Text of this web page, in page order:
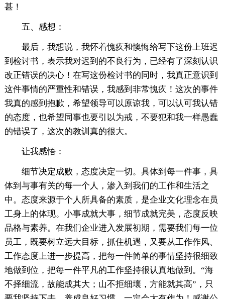
甚！
五、感想：
最后，我想说，我怀着愧疚和懊悔给写下这份上班迟
到检讨书，表示我对迟到的不良行为，已经有了深刻认识
改正错误的决心！在写这份检讨书的同时，我真正意识到
这件事情的严重性和错误，我感到非常愧疚！这次的事件
我真的感到抱歉，希望领导可以原谅我，可以认可我认错
的态度，也希望同事也要引以为戒，不要犯和我一样愚蠢
的错误了，这次的教训真的很大。
让我感悟：
细节决定成败，态度决定一切。具体到每一件事，具
体到与事有关的每一个人，渗入到我们的工作和生活之
中。态度来源于个人所具备的素质，是企业文化理念在员
工身上的体现。小事成就大事，细节成就完美，态度反映
品格与素养。在我们企业进入发展初期，需要我们每一位
员工，既要树立远大目标，抓住机遇，又要从工作作风、
工作态度上进一步提高，把每一件简单的事情坚持很细致
地做到位，把每一件平凡的工作坚持很认真地做到。“海
不择细流，故能成其大；山不拒细壤，方能就其高”，只